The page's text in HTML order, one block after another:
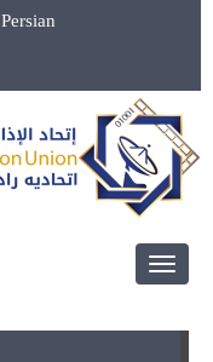
Persian
Toggle